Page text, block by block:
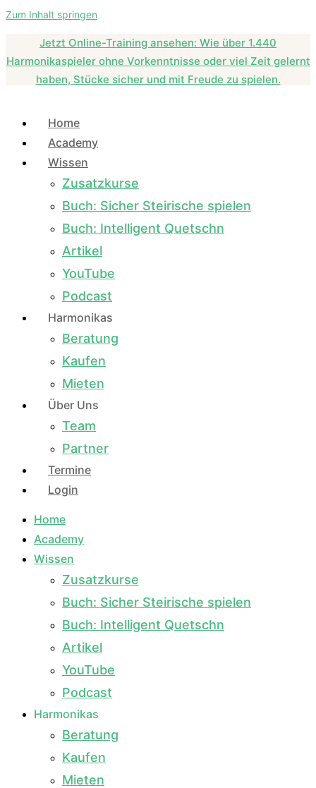
Zum Inhalt springen
Jetzt Online-Training ansehen: Wie über 1.440
Harmonikaspieler ohne Vorkenntnisse oder viel Zeit gelernt
haben, Stücke sicher und mit Freude zu spielen.
Home
Academy
Wissen
Zusatzkurse
Buch: Sicher Steirische spielen
Buch: Intelligent Quetschn
Artikel
YouTube
Podcast
Harmonikas
Beratung
Kaufen
Mieten
Über Uns
Team
Partner
Termine
Login
Home
Academy
Wissen
Zusatzkurse
Buch: Sicher Steirische spielen
Buch: Intelligent Quetschn
Artikel
YouTube
Podcast
Harmonikas
Beratung
Kaufen
Mieten